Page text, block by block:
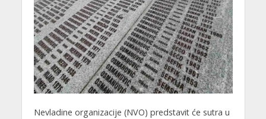
Nevladine organizacije (NVO) predstavit će sutra u